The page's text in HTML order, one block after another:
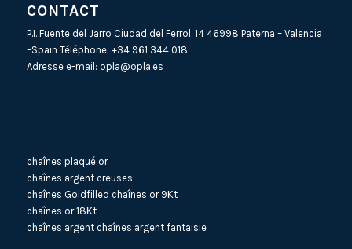
CONTACT
P.I. Fuente del Jarro Ciudad del Ferrol, 14 46998 Paterna – Valencia
–Spain Téléphone: +34 961 344 018
Adresse e-mail: opla@opla.es
chaînes plaqué or
chaînes argent creuses
chaînes Goldfilled chaînes or 9Kt
chaînes or 18Kt
chaînes argent chaînes argent fantaisie